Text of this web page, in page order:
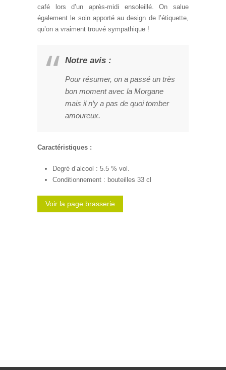
café lors d’un après-midi ensoleillé. On salue
également le soin apporté au design de l’étiquette,
qu’on a vraiment trouvé sympathique !
Notre avis :
Pour résumer, on a passé un très
bon moment avec la Morgane
mais il n’y a pas de quoi tomber
amoureux.
Caractéristiques :
Degré d’alcool : 5.5 % vol.
Conditionnement : bouteilles 33 cl
Voir la page brasserie